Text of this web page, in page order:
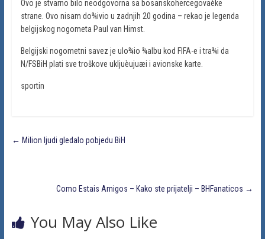
Ovo je stvarno bilo neodgovorna sa bosanskohercegovaèke
strane. Ovo nisam do¾ivio u zadnjih 20 godina – rekao je legenda
belgijskog nogometa Paul van Himst.
Belgijski nogometni savez je ulo¾io ¾albu kod FIFA-e i tra¾i da
N/FSBiH plati sve troškove ukljuèujuæi i avionske karte.
sportin
← Milion ljudi gledalo pobjedu BiH
Como Estais Amigos – Kako ste prijatelji – BHFanaticos →
You May Also Like